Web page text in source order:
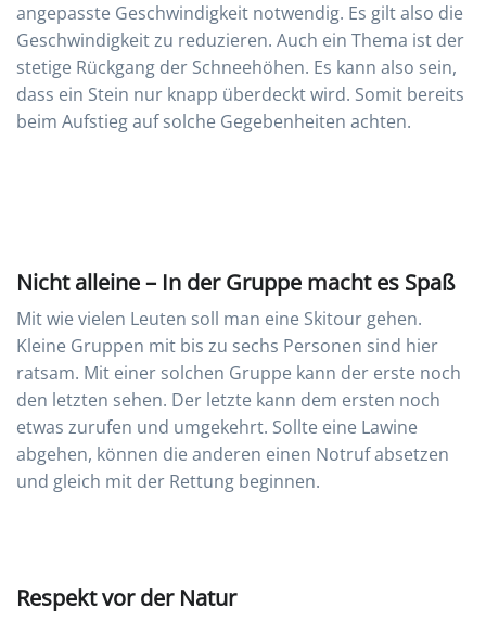
angepasste Geschwindigkeit notwendig. Es gilt also die
Geschwindigkeit zu reduzieren. Auch ein Thema ist der
stetige Rückgang der Schneehöhen. Es kann also sein,
dass ein Stein nur knapp überdeckt wird. Somit bereits
beim Aufstieg auf solche Gegebenheiten achten.
Nicht alleine – In der Gruppe macht es Spaß
Mit wie vielen Leuten soll man eine Skitour gehen.
Kleine Gruppen mit bis zu sechs Personen sind hier
ratsam. Mit einer solchen Gruppe kann der erste noch
den letzten sehen. Der letzte kann dem ersten noch
etwas zurufen und umgekehrt. Sollte eine Lawine
abgehen, können die anderen einen Notruf absetzen
und gleich mit der Rettung beginnen.
Respekt vor der Natur